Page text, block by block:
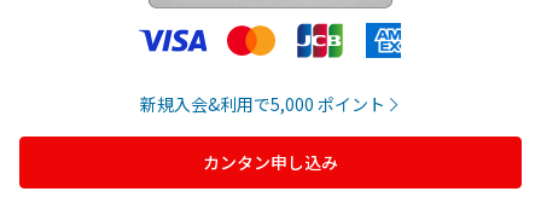
新規入会&利用で5,000 ポイント
カンタン申し込み